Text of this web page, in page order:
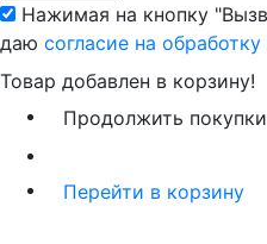
Нажимая на кнопку
даю согласие на
Товар добавлен в корзину!
Продолжить покупки
Перейти в корзину